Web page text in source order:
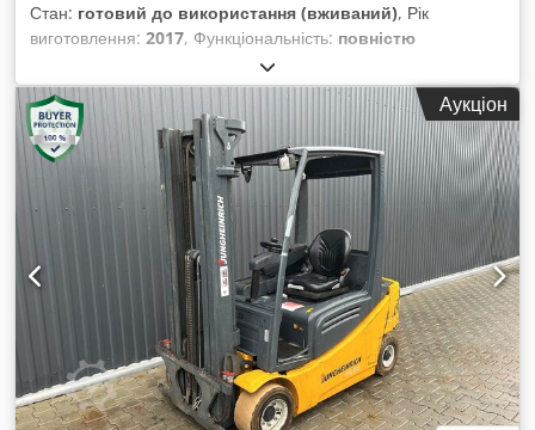
Стан: готовий до використання (вживаний), Рік
виготовлення: 2017, Функціональність: повністю
, номер машини/транспортного засобу:
R17393-376-4-0, загальна вага:32 кг, вантажопідйомність:8
кг, модель контролера:Yaskawa YRC1000
, виробник teach
pendant:
Yaskawa, кількість осей:
, ТЕХНІЧНІ
ХАРАКТЕРИСТИКИ Credozmwafepfx Acdsf Кількість осей
робота: 6 Вантажопідйомність: 8 кг Власна вага
маніпулятора: 32 кг ХАРАКТЕРИСТИКИ ОБЛАДНАННЯ
Система керування: Yaskawa YRC1000 Виробник пульта
керування: Yaskawa Живлення: 3 фази, змінний струм 380–
440 В, 50/60 Гц Вхідний струм: 15 А Максимальний струм
захисту від перевантаження пристрою: 15 А Струм
короткого замикання: 2,5 кА Тип блоку живлення: ERAR-
1000-06VX8-E10 КОМПЛЕКТАЦІЯ Маніпулятор робота
Yaskawa Motoman GP8 Система керування роботом
Yaskawa YRC1000
Аукціон